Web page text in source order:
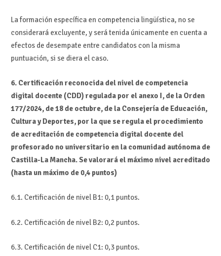
La formación específica en competencia lingüística, no se
considerará excluyente, y será tenida únicamente en cuenta a
efectos de desempate entre candidatos con la misma
puntuación, si se diera el caso.
6. Certificación reconocida del nivel de competencia
digital docente (CDD) regulada por el anexo I, de la Orden
177/2024, de 18 de octubre, de la Consejería de Educación,
Cultura y Deportes, por la que se regula el procedimiento
de acreditación de competencia digital docente del
profesorado no universitario en la comunidad autónoma de
Castilla-La Mancha. Se valorará el máximo nivel acreditado
(hasta un máximo de 0,4 puntos)
6.1. Certificación de nivel B1: 0,1 puntos.
6.2. Certificación de nivel B2: 0,2 puntos.
6.3. Certificación de nivel C1: 0,3 puntos.